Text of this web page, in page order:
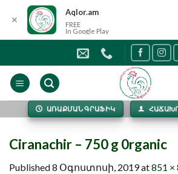
content
ԱՌԱՔՄԱՆ ԳՐԱՖԻԿ
Ciranachir – 750 g 0rganic
Published8 Օգոստոսի, 2019at851 ×
✕
Aqlor.am
FREE
In Google Play